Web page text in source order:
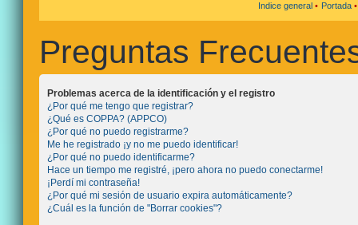
Indice general • Portada
Preguntas
Problemas acerca de la identificación y el registro
¿Por qué me tengo que registrar?
¿Qué es COPPA? (APPCO)
¿Por qué no puedo registrarme?
Me he registrado ¡y no me puedo identificar!
¿Por qué no puedo identificarme?
Hace un tiempo me registré, ¡pero ahora no puedo conectarme!
¡Perdí mi contraseña!
¿Por qué mi sesión de usuario expira automáticamente?
¿Cuál es la función de "Borrar cookies"?